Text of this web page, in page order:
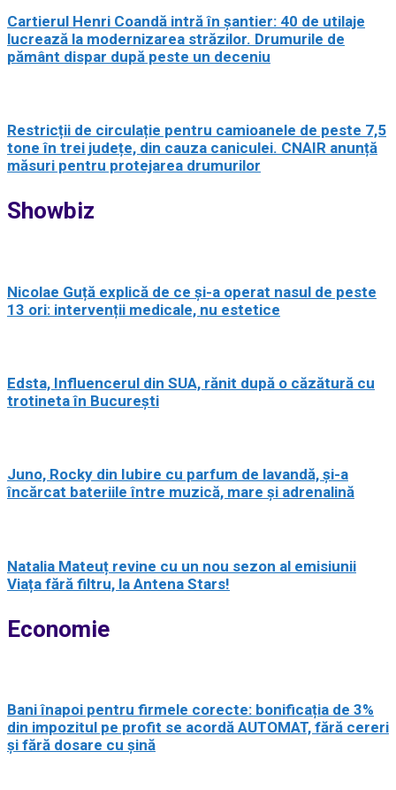
Cartierul Henri Coandă intră în șantier: 40 de utilaje
lucrează la modernizarea străzilor. Drumurile de
pământ dispar după peste un deceniu
Restricții de circulație pentru camioanele de peste 7,5
tone în trei județe, din cauza caniculei. CNAIR anunță
măsuri pentru protejarea drumurilor
Showbiz
Nicolae Guță explică de ce și-a operat nasul de peste
13 ori: intervenții medicale, nu estetice
Edsta, Influencerul din SUA, rănit după o căzătură cu
trotineta în București
Juno, Rocky din Iubire cu parfum de lavandă, și-a
încărcat bateriile între muzică, mare și adrenalină
Natalia Mateuț revine cu un nou sezon al emisiunii
Viața fără filtru, la Antena Stars!
Economie
Bani înapoi pentru firmele corecte: bonificația de 3%
din impozitul pe profit se acordă AUTOMAT, fără cereri
și fără dosare cu șină